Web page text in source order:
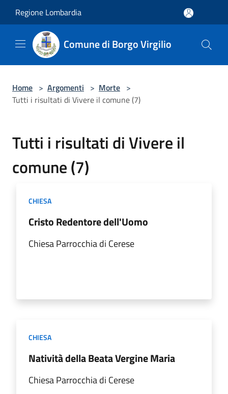
Regione Lombardia
Comune di Borgo Virgilio
Home > Argomenti > Morte >
Tutti i risultati di Vivere il comune (7)
Tutti i risultati di Vivere il
comune (7)
CHIESA
Cristo Redentore dell'Uomo
Chiesa Parrocchia di Cerese
CHIESA
Natività della Beata Vergine Maria
Chiesa Parrocchia di Cerese